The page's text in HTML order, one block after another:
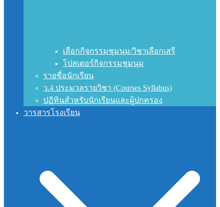
เลือกกิจกรรมชุมนุม/วิชาเลือกเสรี
โปสเตอร์กิจกรรมชุมนุม
รายชื่อนักเรียน
ว.4 ประมวลรายวิชา (Courses Syllabus)
ปฏิทินสำหรับนักเรียนและผู้ปกครอง
วารสารโรงเรียน